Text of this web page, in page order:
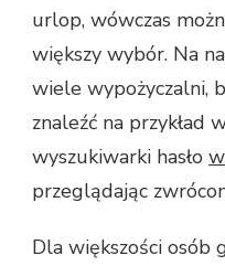
urlop, wówczas
większy wybór. Na
wiele wypożyczalni,
znaleźć na przykład
wyszukiwarki hasło
przeglądając
Dla większości osób